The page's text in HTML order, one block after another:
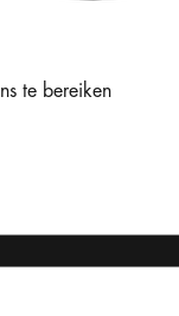
te bereiken